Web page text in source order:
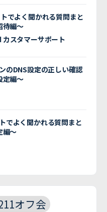
でよく聞かれる質問まと
待編〜
スタマーサポート
のDNS設定の正しい確認
定編〜
でよく聞かれる質問まと
編〜
オフ会